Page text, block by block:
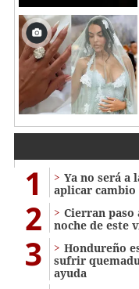
1
Ya no será a
aplicar cambio
2
Cierran paso
noche de este
3
Hondureño
sufrir
ayuda